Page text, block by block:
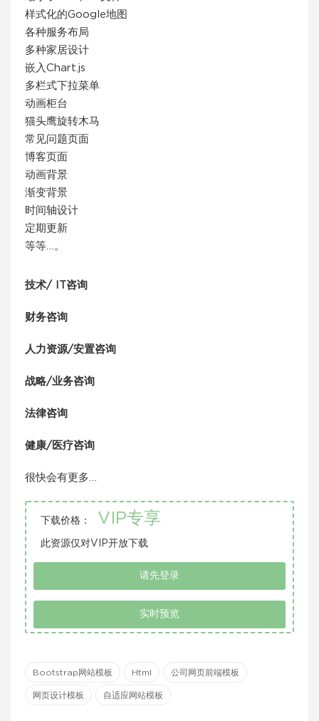
样式化的Google地图
各种服务布局
多种家居设计
嵌入Chart.js
多栏式下拉菜单
动画柜台
猫头鹰旋转木马
常见问题页面
博客页面
动画背景
渐变背景
时间轴设计
定期更新
等等…。
技术/ IT咨询
财务咨询
人力资源/安置咨询
战略/业务咨询
法律咨询
健康/医疗咨询
很快会有更多…
下载价格： VIP专享
此资源仅对VIP开放下载
请先登录
实时预览
Bootstrap网站模板 Html 公司网页前端模板
网页设计模板 自适应网站模板